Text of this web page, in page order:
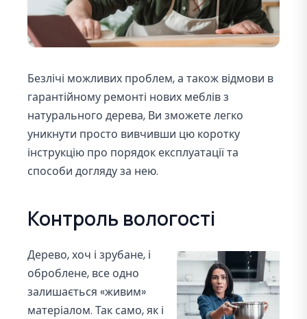
Безлічі можливих проблем, а також відмови в
гарантійному ремонті нових меблів з
натурального дерева, Ви зможете легко
уникнути просто вивчивши цю коротку
інструкцію про порядок експлуатації та
способи догляду за нею.
Контроль вологості
Дерево, хоч і зрубане, і
оброблене, все одно
залишається «живим»
матеріалом. Так само, як і